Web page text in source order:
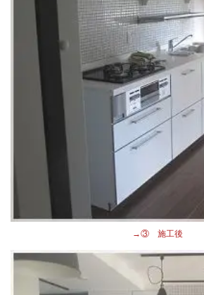
→③ 施工後